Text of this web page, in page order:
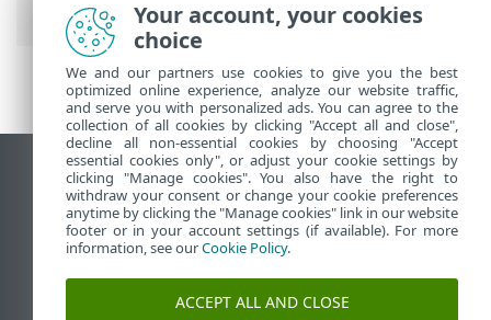
PROTECT
Wyświetl witrynę internetową dla
komputerów
End of Life
Baza wiedzy ESET
Forum ESET
Your account, your cookies
choice
We and our partners use cookies to give you the best
optimized online experience, analyze our website traffic,
and serve you with personalized ads. You can agree to the
collection of all cookies by clicking "Accept all and close",
decline all non-essential cookies by choosing "Accept
essential cookies only", or adjust your cookie settings by
clicking "Manage cookies". You also have the right to
withdraw your consent or change your cookie preferences
anytime by clicking the "Manage cookies" link in our website
footer or in your account settings (if available). For more
information, see ourCookie Policy.
ACCEPT ALL AND CLOSE